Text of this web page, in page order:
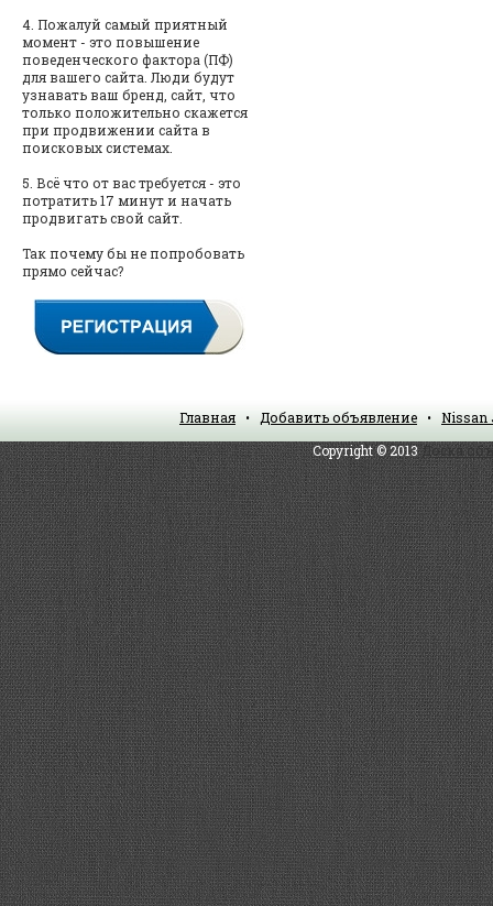
4. Пожалуй самый приятный
момент - это повышение
поведенческого фактора (ПФ)
для вашего сайта. Люди будут
узнавать ваш бренд, сайт, что
только положительно скажется
при продвижении сайта в
поисковых системах.
5. Всё что от вас требуется - это
потратить 17 минут и начать
продвигать свой сайт.
Так почему бы не попробовать
прямо сейчас?
Главная • Добавить объявление • Nissan
Copyright © 2013Доска